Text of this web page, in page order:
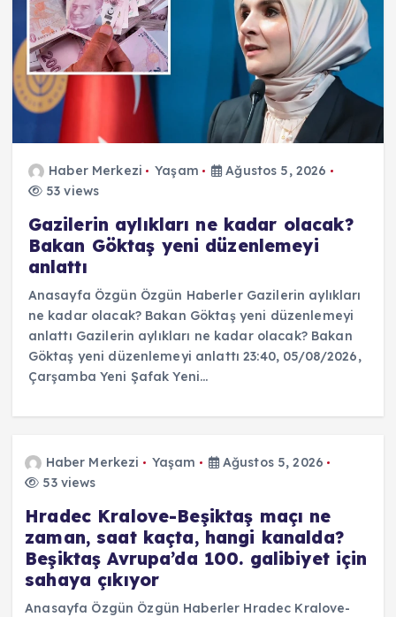
Haber Merkezi Yaşam
Ağustos 5, 2026
53 views
Gazilerin aylıkları ne kadar olacak?
Bakan Göktaş yeni düzenlemeyi
anlattı
Anasayfa Özgün Özgün Haberler Gazilerin aylıkları
ne kadar olacak? Bakan Göktaş yeni düzenlemeyi
anlattı Gazilerin aylıkları ne kadar olacak? Bakan
Göktaş yeni düzenlemeyi anlattı 23:40, 05/08/2026,
Çarşamba Yeni Şafak Yeni…
Haber Merkezi Yaşam
Ağustos 5, 2026
53 views
Hradec Kralove-Beşiktaş maçı ne
zaman, saat kaçta, hangi kanalda?
Beşiktaş Avrupa’da 100. galibiyet için
sahaya çıkıyor
Anasayfa Özgün Özgün Haberler Hradec Kralove-